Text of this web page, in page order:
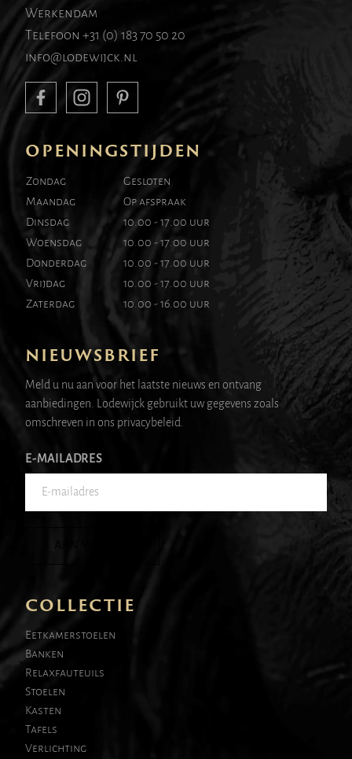
Werkendam
Telefoon +31 (0) 183 70 50 20
info@lodewijck.nl
OPENINGSTIJDEN
Zondag
Gesloten
Maandag
Op afspraak
Dinsdag
10.00 - 17.00 uur
Woensdag
10.00 - 17.00 uur
Donderdag
10.00 - 17.00 uur
Vrijdag
10.00 - 17.00 uur
Zaterdag
10.00 - 16.00 uur
NIEUWSBRIEF
Meld u nu aan voor het laatste nieuws en ontvang
aanbiedingen. Lodewijck gebruikt uw gegevens zoals
omschreven in ons privacybeleid.
E-MAILADRES
COLLECTIE
Eetkamerstoelen
Banken
Relaxfauteuils
Stoelen
Kasten
Tafels
Verlichting